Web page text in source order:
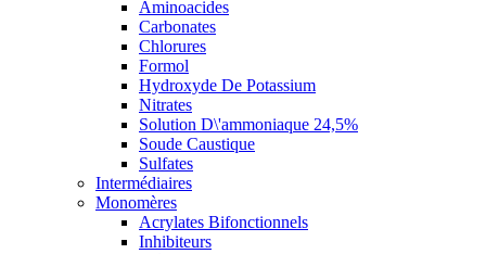
Aminoacides
Carbonates
Chlorures
Formol
Hydroxyde De Potassium
Nitrates
Solution D\'ammoniaque 24,5%
Soude Caustique
Sulfates
Intermédiaires
Monomères
Acrylates Bifonctionnels
Inhibiteurs